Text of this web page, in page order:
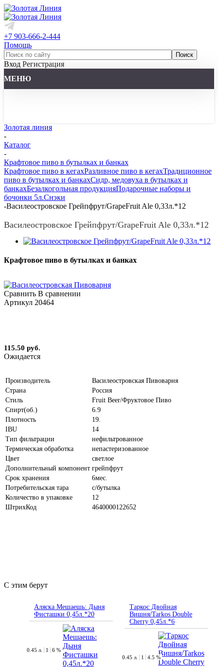
+7 903-666-2-444
Помощь
Вход Регистрация
МЕНЮ
Золотая линия
-
Каталог
-
Крафтовое пиво в бутылках и банках
Крафтовое пиво в кегахРазливное пиво в кегахТрадиционное
пиво в бутылках и банкахСидр, медовуха в бутылках и
банкахБезалкогольная продукцияПодарочные наборы и
бочонки 5л.Снэки
-Василеостровское Грейпфрут/GrapeFruit Ale 0,33л.*12
Василеостровское Грейпфрут/GrapeFruit Ale 0,33л.*12
Крафтовое пиво в бутылках и банках
Сравнить В сравнении
Артикул 20464
115.50 руб.
Ожидается
Производитель
Василеостровская Пивоварня
Страна
Россия
Стиль
Fruit Beer/Фруктовое Пиво
Спирт(об.)
6.9
Плотность
19.
IBU
14
Тип фильтрации
нефильтрованное
Термическая обработка
непастеризованное
Цвет
светлое
Дополнительный компонент грейпфрут
Срок хранения
6мес.
Потребительская тара
с/бутылка
Количество в упаковке
12
ШтрихКод
4640000122652
С этим берут
Аляска Мешаешь: Дыня
Фисташки 0,45л.*20
0.45 л. 1 6 %
Таркос Двойная
Вишня/Tarkos Double
Cherry 0,45л.*6
0.45 л. 1 4.5 %